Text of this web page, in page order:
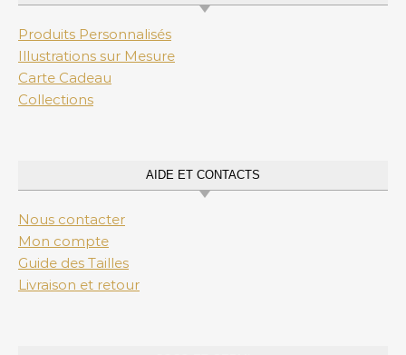
Produits Personnalisés
Illustrations sur Mesure
Carte Cadeau
Collections
AIDE ET CONTACTS
Nous contacter
Mon compte
Guide des Tailles
Livraison et retour